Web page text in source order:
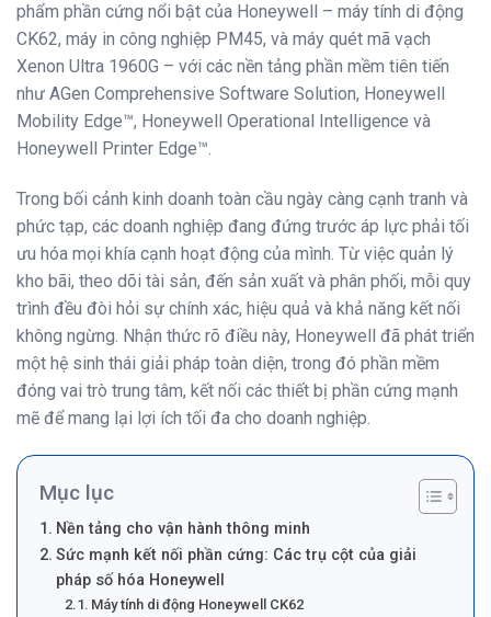
phẩm phần cứng nổi bật của Honeywell – máy tính di động
CK62, máy in công nghiệp PM45, và máy quét mã vạch
Xenon Ultra 1960G – với các nền tảng phần mềm tiên tiến
như AGen Comprehensive Software Solution, Honeywell
Mobility Edge™, Honeywell Operational Intelligence và
Honeywell Printer Edge™.
Trong bối cảnh kinh doanh toàn cầu ngày càng cạnh tranh và
phức tạp, các doanh nghiệp đang đứng trước áp lực phải tối
ưu hóa mọi khía cạnh hoạt động của mình. Từ việc quản lý
kho bãi, theo dõi tài sản, đến sản xuất và phân phối, mỗi quy
trình đều đòi hỏi sự chính xác, hiệu quả và khả năng kết nối
không ngừng. Nhận thức rõ điều này, Honeywell đã phát triển
một hệ sinh thái giải pháp toàn diện, trong đó phần mềm
đóng vai trò trung tâm, kết nối các thiết bị phần cứng mạnh
mẽ để mang lại lợi ích tối đa cho doanh nghiệp.
Mục lục
Nền tảng cho vận hành thông minh
Sức mạnh kết nối phần cứng: Các trụ cột của giải
pháp số hóa Honeywell
Máy tính di động Honeywell CK62